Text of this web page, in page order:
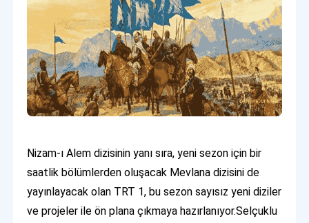
Nizam-ı Alem dizisinin yanı sıra, yeni sezon için bir
saatlik bölümlerden oluşacak Mevlana dizisini de
yayınlayacak olan TRT 1, bu sezon sayısız yeni diziler
ve projeler ile ön plana çıkmaya hazırlanıyor.Selçuklu